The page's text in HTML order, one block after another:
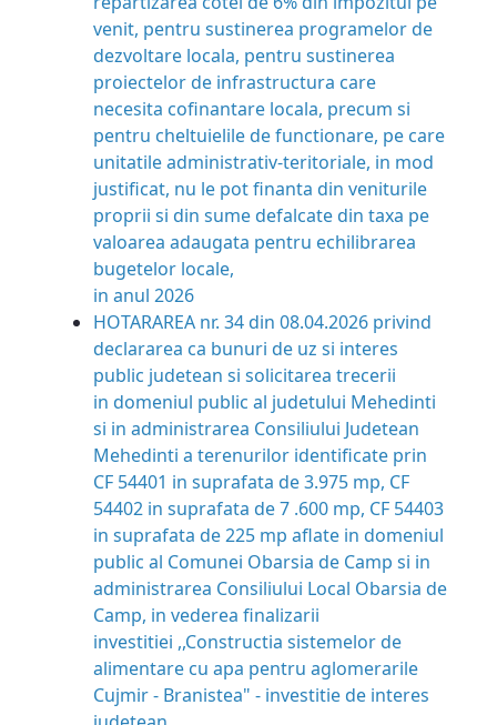
venit, pentru sustinerea programelor de
dezvoltare locala, pentru sustinerea
proiectelor de infrastructura care
necesita cofinantare locala, precum si
pentru cheltuielile de functionare, pe care
unitatile administrativ-teritoriale, in mod
justificat, nu le pot finanta din veniturile
proprii si din sume defalcate din taxa pe
valoarea adaugata pentru echilibrarea
bugetelor locale,
in anul 2026
HOTARAREA nr. 34 din 08.04.2026 privind
declararea ca bunuri de uz si interes
public judetean si solicitarea trecerii
in domeniul public al judetului Mehedinti
si in administrarea Consiliului Judetean
Mehedinti a terenurilor identificate prin
CF 54401 in suprafata de 3.975 mp, CF
54402 in suprafata de 7 .600 mp, CF 54403
in suprafata de 225 mp aflate in domeniul
public al Comunei Obarsia de Camp si in
administrarea Consiliului Local Obarsia de
Camp, in vederea finalizarii
investitiei ,,Constructia sistemelor de
alimentare cu apa pentru aglomerarile
Cujmir - Branistea" - investitie de interes